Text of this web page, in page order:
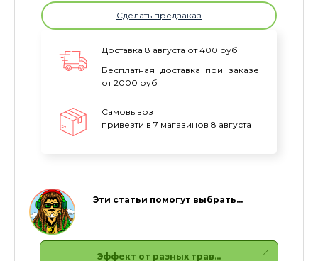
Сделать предзаказ
Доставка 8 августа от 400 руб
Бесплатная доставка при заказе
от 2000 руб
Самовывоз
привезти в 7 магазинов 8 августа
Эти статьи помогут выбрать…
Эффект от разных трав…